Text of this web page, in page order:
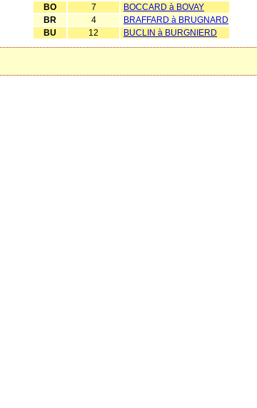
BO
7
BOCCARD à BOVAY
BR
4
BRAFFARD à BRUGNARD
BU
12 BUCLIN à BURGNIERD